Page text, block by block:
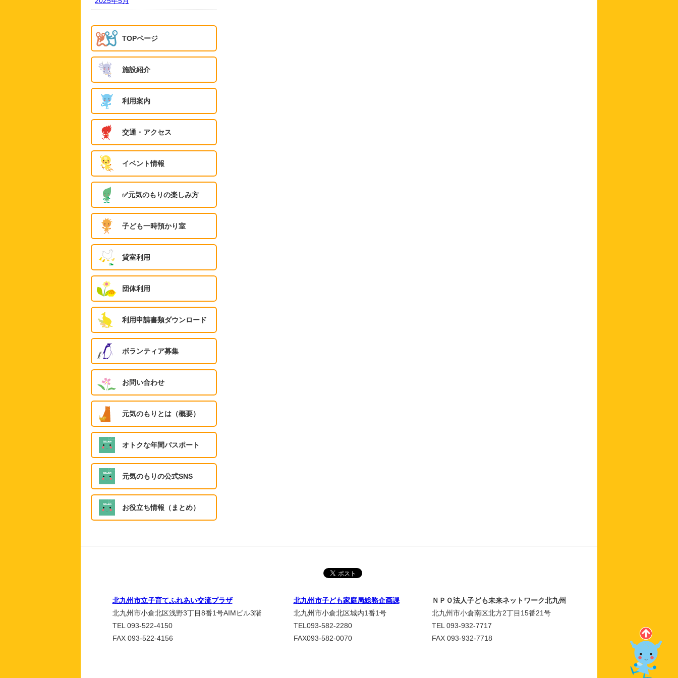
TOPページ
施設紹介
利用案内
交通・アクセス
イベント情報
✅️元気のもりの楽しみ方
子ども一時預かり室
貸室利用
団体利用
利用申請書類ダウンロード
ボランティア募集
お問い合わせ
元気のもりとは（概要）
オトクな年間パスポート
元気のもりの公式SNS
お役立ち情報（まとめ）
北九州市立子育てふれあい交流プラザ
北九州市小倉北区浅野3丁目8番1号AIMビル3階
TEL 093-522-4150
FAX 093-522-4156
北九州市子ども家庭局総務企画課
北九州市小倉北区城内1番1号
TEL093-582-2280
FAX093-582-0070
ＮＰＯ法人子ども未来ネットワーク北九州
北九州市小倉南区北方2丁目15番21号
TEL 093-932-7717
FAX 093-932-7718